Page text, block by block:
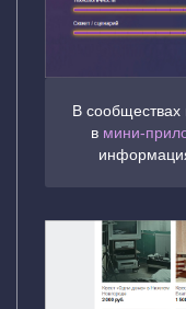
В сообществах
в мини-